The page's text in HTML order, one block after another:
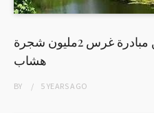
والي شمال كردفان يدشن مبادرة غرس 2مليون شجرة
هشاب
BY 5 YEARSAGO